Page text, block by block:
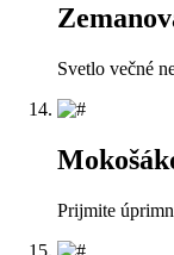
Svetlo večné
Prijmite